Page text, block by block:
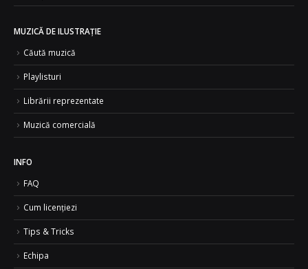
MUZICĂ DE ILUSTRAȚIE
Căută muzică
Playlisturi
Librării reprezentate
Muzică comercială
INFO
FAQ
Cum licențiezi
Tips & Tricks
Echipa